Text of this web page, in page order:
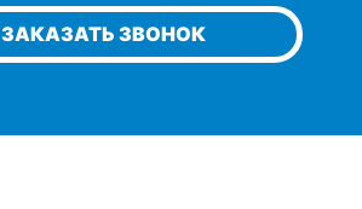
ЗАКАЗАТЬ ЗВОНОК